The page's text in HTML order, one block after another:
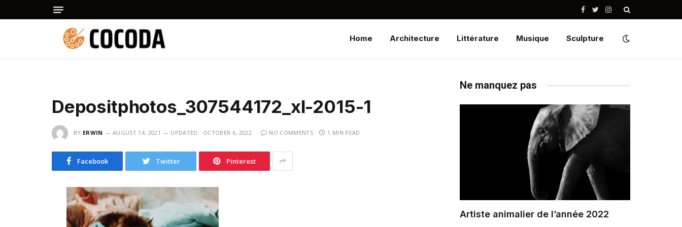
Facebook
TwitterInstagram
Home Architecture Littérature Musique Sculpture
Depositphotos_307544172_xl-2015-1
BY ERWIN AUGUST 14, 2021 UPDATED: OCTOBER 6, 2022 NO COMMENTS 1 MIN READ
Facebook Twitter Pinterest
Ne manquez pas
Artiste animalier de l’année 2022